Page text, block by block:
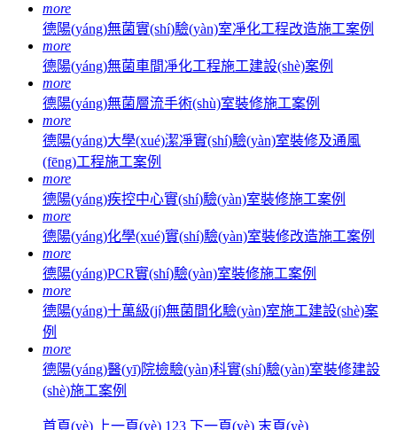
more
德陽(yáng)無菌實(shí)驗(yàn)室凈化工程改造施工案例
more
德陽(yáng)無菌車間凈化工程施工建設(shè)案例
more
德陽(yáng)無菌層流手術(shù)室裝修施工案例
more
德陽(yáng)大學(xué)潔凈實(shí)驗(yàn)室裝修及通風
(fēng)工程施工案例
more
德陽(yáng)疾控中心實(shí)驗(yàn)室裝修施工案例
more
德陽(yáng)化學(xué)實(shí)驗(yàn)室裝修改造施工案例
more
德陽(yáng)PCR實(shí)驗(yàn)室裝修施工案例
more
德陽(yáng)十萬級(jí)無菌間化驗(yàn)室施工建設(shè)案
例
more
德陽(yáng)醫(yī)院檢驗(yàn)科實(shí)驗(yàn)室裝修建設
(shè)施工案例
首頁(yè) 上一頁(yè) 1 23 下一頁(yè) 末頁(yè)